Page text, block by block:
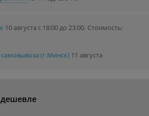
10 августа с 18:00 до 23:00. Стоимость:
самовывоза (г.Минск) 11 августа